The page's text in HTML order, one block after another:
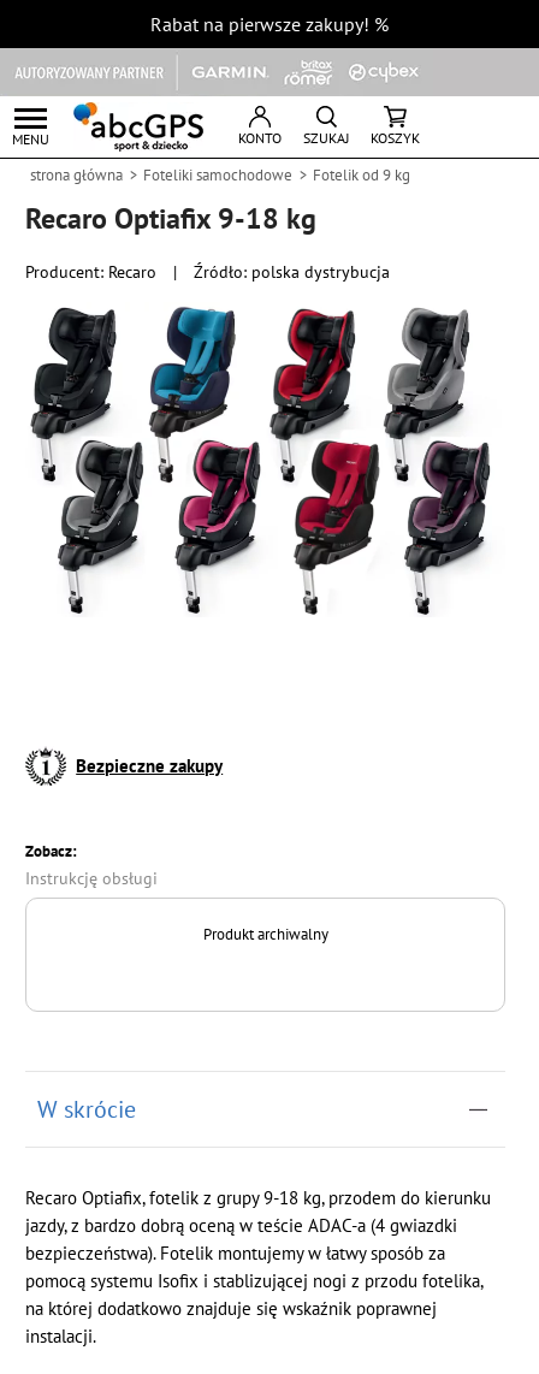
Rabat na pierwsze zakupy! %
MENU KONTO SZUKAJ KOSZYK
strona główna Foteliki samochodowe Fotelik od 9 kg
Recaro Optiafix 9-18 kg
Producent: Recaro | Źródło: polska dystrybucja
Bezpieczne zakupy
Zobacz:
Instrukcję obsługi
Produkt archiwalny
W skrócie
Recaro Optiafix, fotelik z grupy 9-18 kg, przodem do kierunku
jazdy, z bardzo dobrą oceną w teście ADAC-a (4 gwiazdki
bezpieczeństwa). Fotelik montujemy w łatwy sposób za
pomocą systemu Isofix i stablizującej nogi z przodu fotelika,
na której dodatkowo znajduje się wskaźnik poprawnej
instalacji.